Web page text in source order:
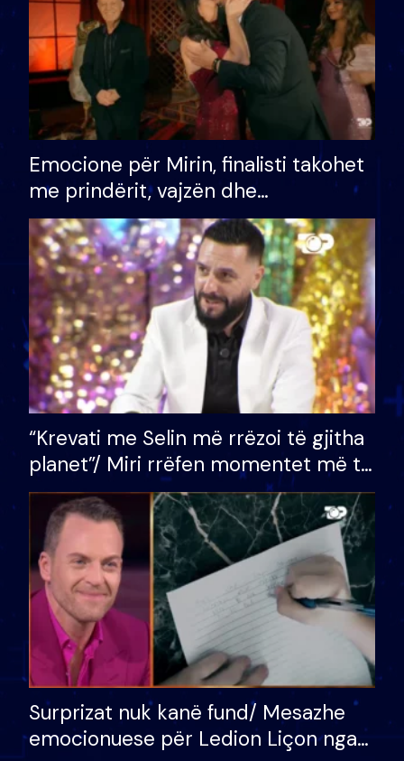
Emocione për Mirin, finalisti takohet
me prindërit, vajzën dhe
bashkëshorten: S’kemi ndonjë letër
divorci apo jo?
“Krevati me Selin më rrëzoi të gjitha
planet”/ Miri rrëfen momentet më të
bukura në shtëpinë e BB VIP: Do më
mungojë zilja e mëngjesit kur…
Surprizat nuk kanë fund/ Mesazhe
emocionuese për Ledion Liçon nga